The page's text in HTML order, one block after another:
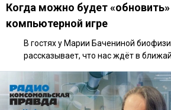
Когда можно будет «обновить»
компьютерной игре
В гостях у Марии Бачениной
рассказывает, что нас ждёт в